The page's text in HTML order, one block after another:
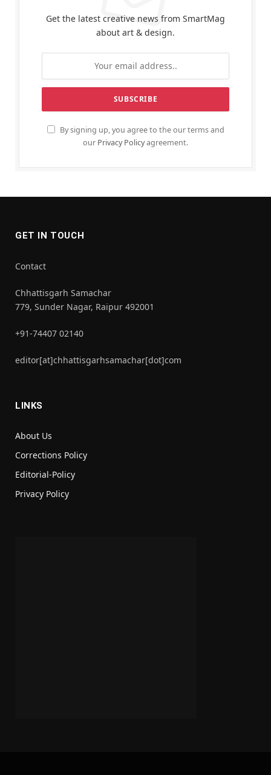
Get the latest creative news from SmartMag
about art & design.
By signing up, you agree to the our terms and
our Privacy Policyagreement.
GET IN TOUCH
Contact
Chhattisgarh Samachar
779, Sunder Nagar, Raipur 492001
+91-74407 02140
editor[at]chhattisgarhsamachar[dot]com
LINKS
About Us
Corrections Policy
Editorial-Policy
Privacy Policy